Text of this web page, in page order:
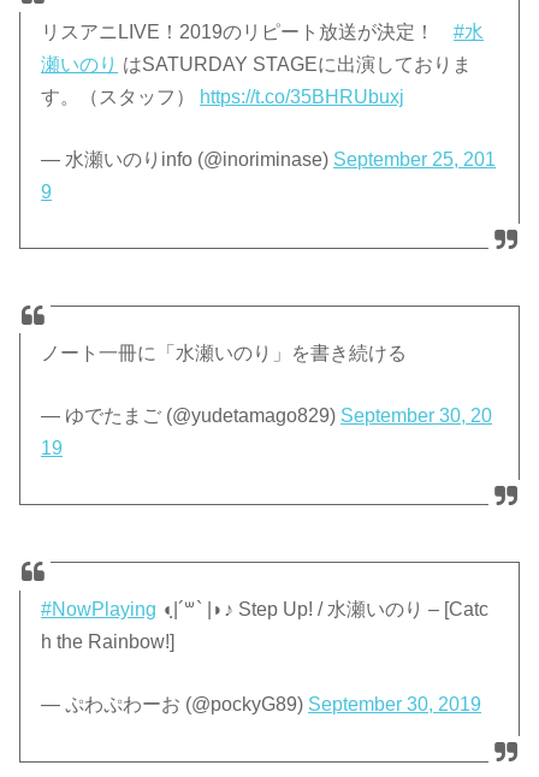
リスアニLIVE！2019のリピート放送が決定！#水
瀬いのり はSATURDAY STAGEに出演しておりま
す。（スタッフ）
https://t.co/35BHRUbuxj
— 水瀬いのりinfo (@inoriminase) September 25, 201
9
ノート一冊に「水瀬いのり」を書き続ける
— ゆでたまご (@yudetamago829) September 30, 20
19
#NowPlaying ◖ฺ|´꒳​` |◗♪ Step Up! / 水瀬いのり – [Catc
h the Rainbow!]
— ぷわぷわーお (@pockyG89) September 30, 2019